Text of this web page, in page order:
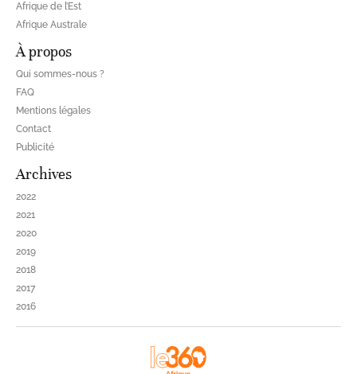
Afrique de l’Est
Afrique Australe
À propos
Qui sommes-nous ?
FAQ
Mentions légales
Contact
Publicité
Archives
2022
2021
2020
2019
2018
2017
2016